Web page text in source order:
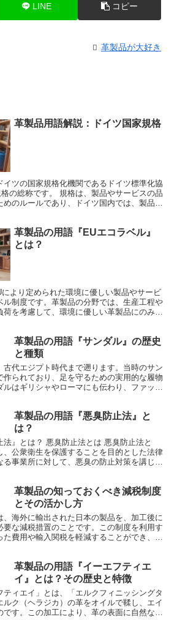
LINE コピー
革製品が大好き
革製品用語解説：ドイツ国家規格
イツの国家規格化機関であるドイツ標準化協
の総称です。 規格は、製品やサービスの品
のルールであり、ドイツ国内では、製品や
、幅広い分野をカバーしており、革製品に
製品に関するDIN規格に
革製品の製造方法、革製品の安全基準など
規格に準拠することで、革製品の品質や安
家規格は、ドイツ
世界各国でも広く採用されており、国際的
います。
革製品の用語『EUエコラベル』
とは？
より定められた環境に優しい製品やサービ
ル制度です。革製品の分野では、生産工程や
を考慮して、環境に優しい革製品にのみ認
。また、革製品の生産地や労働条件について
ており、持続可能な革製品の生産を促進して
への負荷を証明する必要があります。申請
く企業や組織が行うことができます。申請
はEUエコラベルのロゴが貼付されることに
いている革製品は、環境に優しい生産工程で
の環境への負荷も最小限に抑えられていま
は、今後も環境への負荷を軽減することを
されていく予定です。
革製品の用語『サンダル』の歴史
と種類
古代エジプト時代まで遡ります。当時のサン
作られており、足を守るための実用的な履物
はギリシャやローマにも伝わり、ファッシ
全体を覆うタイプなどがあります。また、
作られています。 サンダルは、夏
高いです。通気性が良く、蒸れにくいからで
ュアルな服装にも、フォーマルな服装にも
しく快
。また、サンダルは足を美しく見せる効果も
革製品の用語『悪臭防止法』と
は？
法とは 悪臭防止法と
、公衆衛生を保護することを目的とした法律
る事業所に対して、悪臭の防止対策を講じる
食欲不振、うつ病などの症状を引き起こすこ
じることを義務づけています。悪臭の防止対
臭の発生源を密閉する。
産工程を採用する。 ・悪臭を発生させて
いようにする。 ・悪臭を発生させても、そ
するため
発生源となる事業所は、悪臭の防止対策を
制する必要があります。
革製品の知っておくべき減税制度
とその活かし方
、海外に輸出された日本の製品を、加工後に
要な減税措置のことです。この制度を利用す
た費用や輸入関税を軽減することができ、企
税が軽減されることで、企業は海外市場でよ
売できるようになります。また、この制度を
業の空洞化を防ぐことができます。加工のた
も、加工後に再び輸入すれば、国内産業を
めです。
革製品の用語『イーエフティエ
イ』とは？その歴史と特徴
ィエイ」とは、「エルクフィニッシングタ
ルク（ヘラジカ）の革をオイルで鞣し、エイ
す。この加工により、革の表面に自然なシ